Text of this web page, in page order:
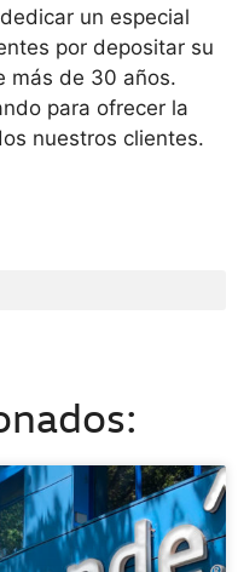
un especial
por depositar su
más de 30 años.
para ofrecer la
nuestros clientes.